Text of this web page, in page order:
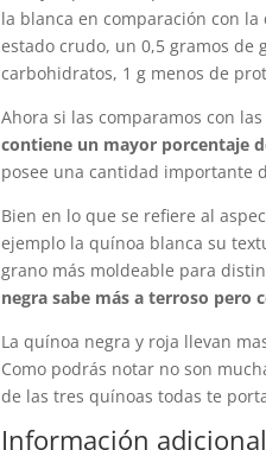
la blanca en comparación con
estado crudo, un 0,5 gramos de
carbohidratos, 1 g menos de
Ahora si las comparamos con
contiene un mayor porcentaje
posee una cantidad importante
Bien en lo que se refiere al
ejemplo la quínoa blanca su
grano más moldeable para
negra sabe más a terroso pero
La quínoa negra y roja llevan
Como podrás notar no son
de las tres quínoas todas te
Información adicional